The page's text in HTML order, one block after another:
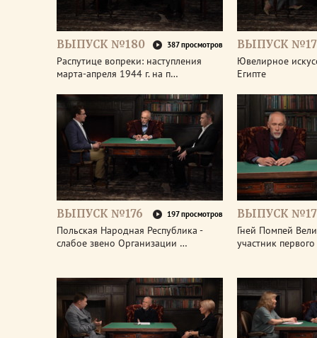
ВЫПУСК №180 387 просмотров
Распутице вопреки: наступления
марта-апреля 1944 г. на п…
ВЫПУСК
Ювелирное
Египте
ВЫПУСК №176 197 просмотров
Польская Народная Республика -
слабое звено Организации …
ВЫПУСК
Гней Помпей
участник